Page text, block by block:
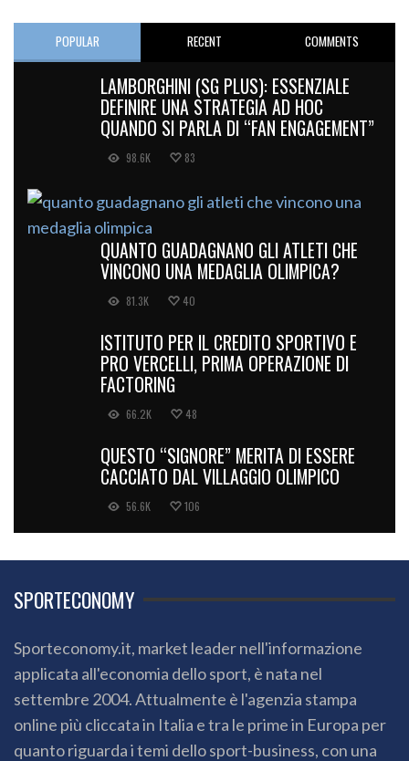
POPULAR RECENT COMMENTS
LAMBORGHINI (SG PLUS): ESSENZIALE
DEFINIRE UNA STRATEGIA AD HOC
QUANDO SI PARLA DI “FAN ENGAGEMENT”
98.6K 83
QUANTO GUADAGNANO GLI ATLETI CHE
VINCONO UNA MEDAGLIA OLIMPICA?
81.3K 40
ISTITUTO PER IL CREDITO SPORTIVO E
PRO VERCELLI, PRIMA OPERAZIONE DI
FACTORING
66.2K 48
QUESTO “SIGNORE” MERITA DI ESSERE
CACCIATO DAL VILLAGGIO OLIMPICO
56.6K 106
SPORTECONOMY
Sporteconomy.it, market leader nell'informazione
applicata all'economia dello sport, è nata nel
settembre 2004. Attualmente è l'agenzia stampa
online più cliccata in Italia e tra le prime in Europa per
quanto riguarda i temi dello sport-business, con una